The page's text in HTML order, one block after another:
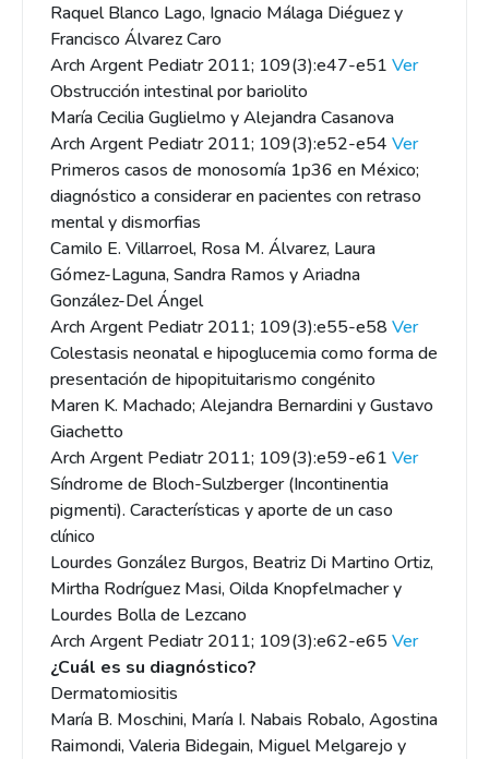
Raquel Blanco Lago, Ignacio Málaga Diéguez y
Francisco Álvarez Caro
Arch Argent Pediatr 2011; 109(3):e47-e51 Ver
Obstrucción intestinal por bariolito
María Cecilia Guglielmo y Alejandra Casanova
Arch Argent Pediatr 2011; 109(3):e52-e54 Ver
Primeros casos de monosomía 1p36 en México;
diagnóstico a considerar en pacientes con retraso
mental y dismorfias
Camilo E. Villarroel, Rosa M. Álvarez, Laura
Gómez-Laguna, Sandra Ramos y Ariadna
González-Del Ángel
Arch Argent Pediatr 2011; 109(3):e55-e58 Ver
Colestasis neonatal e hipoglucemia como forma de
presentación de hipopituitarismo congénito
Maren K. Machado; Alejandra Bernardini y Gustavo
Giachetto
Arch Argent Pediatr 2011; 109(3):e59-e61 Ver
Síndrome de Bloch-Sulzberger (Incontinentia
pigmenti). Características y aporte de un caso
clínico
Lourdes González Burgos, Beatriz Di Martino Ortiz,
Mirtha Rodríguez Masi, Oilda Knopfelmacher y
Lourdes Bolla de Lezcano
Arch Argent Pediatr 2011; 109(3):e62-e65Ver
¿Cuál es su diagnóstico?
Dermatomiositis
María B. Moschini, María I. Nabais Robalo, Agostina
Raimondi, Valeria Bidegain, Miguel Melgarejo y